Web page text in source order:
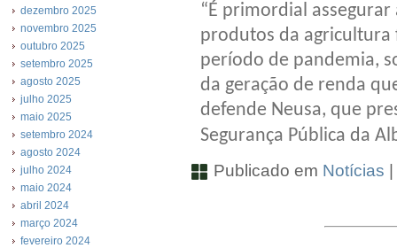
dezembro 2025
novembro 2025
outubro 2025
setembro 2025
agosto 2025
julho 2025
maio 2025
setembro 2024
agosto 2024
julho 2024
maio 2024
abril 2024
março 2024
fevereiro 2024
“É primordial
produtos da agricultura
período de pandemia,
da geração de renda
defende Neusa, que
Segurança Pública da
Publicado em Notícias